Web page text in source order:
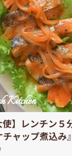
使】レンチン５
ャップ煮込み